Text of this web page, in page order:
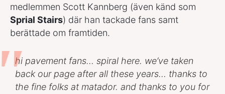
medlemmen Scott Kannberg (även känd som
Sprial Stairs) där han tackade fans samt
berättade om framtiden.
hi pavement fans… spiral here. we’ve taken
back our page after all these years… thanks to
the fine folks at matador. and thanks to you for